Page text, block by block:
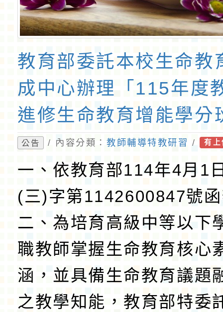
教育部委託本校生命教
成中心辦理「115年度
進修生命教育增能學分
勵教師踴躍報名參加，
公告 / 內容分類：教師輔導特教研習 / 有
一、依教育部114年4月1
(三)字第1142600847號
二、為培育高級中等以下
職教師掌握生命教育核心
涵，並具備生命教育議題
之教學知能，教育部特委